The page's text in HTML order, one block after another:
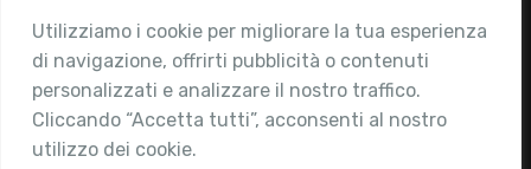
Utilizziamo i cookie per migliorare la tua esperienza
di navigazione, offrirti pubblicità o contenuti
personalizzati e analizzare il nostro traffico.
Cliccando “Accetta tutti”, acconsenti al nostro
utilizzo dei cookie.
Chi siamo
Attività
Contatti
Area Riservata